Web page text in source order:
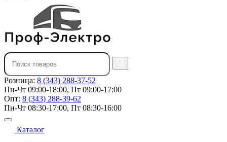
Розница: 8 (343) 288-37-52
Пн-Чт 09:00-18:00, Пт 09:00-17:00
Опт: 8 (343) 288-39-62
Пн-Чт 08:30-17:00, Пт 08:30-16:00
Каталог